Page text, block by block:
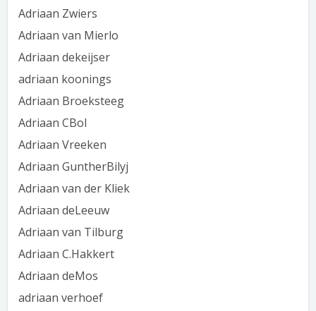
Adriaan Zwiers
Adriaan van Mierlo
Adriaan dekeijser
adriaan koonings
Adriaan Broeksteeg
Adriaan CBol
Adriaan Vreeken
Adriaan GuntherBilyj
Adriaan van der Kliek
Adriaan deLeeuw
Adriaan van Tilburg
Adriaan C.Hakkert
Adriaan deMos
adriaan verhoef